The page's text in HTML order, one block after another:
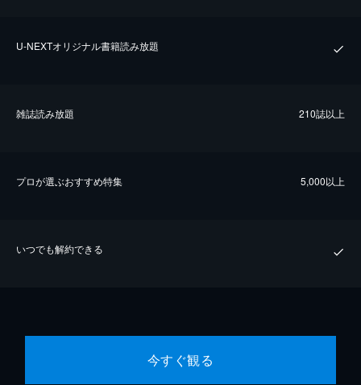
U-NEXTオリジナル書籍読み放題
雑誌読み放題 210誌以上
プロが選ぶおすすめ特集 5,000以上
いつでも解約できる
今すぐ観る